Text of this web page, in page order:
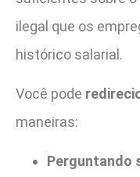
ilegal que os
histórico salarial.
Você pode
maneiras:
Perguntando